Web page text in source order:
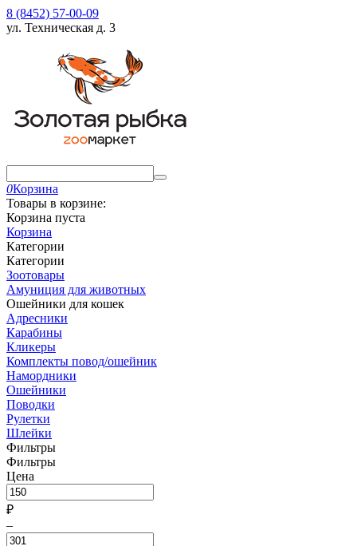
8 (8452) 57-00-09
ул. Техническая д. 3
0Корзина
Товары в корзине:
Корзина пуста
Корзина
Категории
Категории
Зоотовары
Амуниция для животных
Ошейники для кошек
Адресники
Карабины
Кликеры
Комплекты повод/ошейник
Намордники
Ошейники
Поводки
Рулетки
Шлейки
Фильтры
Фильтры
Цена
₽
–